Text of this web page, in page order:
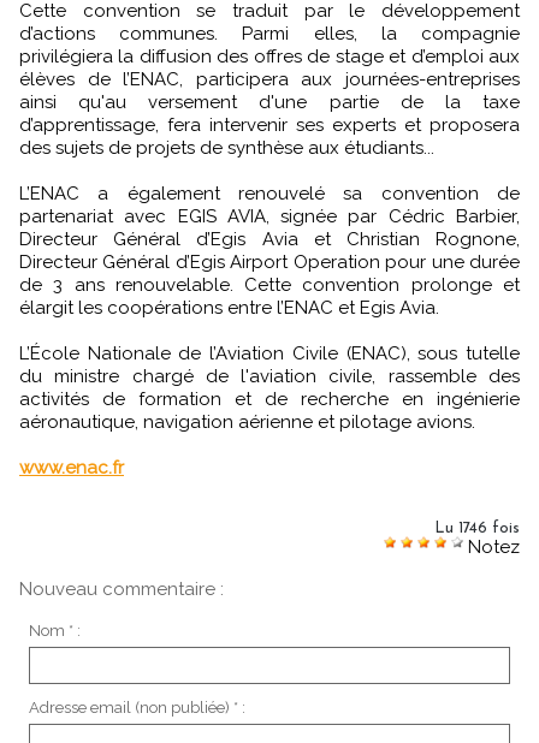
Cette convention se traduit par le développement
d’actions communes. Parmi elles, la compagnie
privilégiera la diffusion des offres de stage et d’emploi aux
élèves de l’ENAC, participera aux journées-entreprises
ainsi qu'au versement d'une partie de la taxe
d’apprentissage, fera intervenir ses experts et proposera
des sujets de projets de synthèse aux étudiants...
L’ENAC a également renouvelé sa convention de
partenariat avec EGIS AVIA, signée par Cédric Barbier,
Directeur Général d’Egis Avia et Christian Rognone,
Directeur Général d’Egis Airport Operation pour une durée
de 3 ans renouvelable. Cette convention prolonge et
élargit les coopérations entre l’ENAC et Egis Avia.
L’École Nationale de l’Aviation Civile (ENAC), sous tutelle
du ministre chargé de l'aviation civile, rassemble des
activités de formation et de recherche en ingénierie
aéronautique, navigation aérienne et pilotage avions.
www.enac.fr
Lu 1746 fois
Notez
Nouveau commentaire :
Nom * :
Adresse email (non publiée) * :